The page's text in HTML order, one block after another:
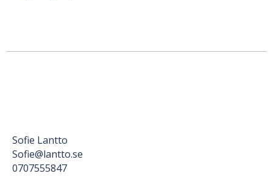
Sofie Lantto
Sofie@lantto.se
0707555847